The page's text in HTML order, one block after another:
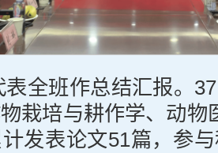
表全班作总结汇报。
栽培与耕作学、动物
发表论文51篇，参